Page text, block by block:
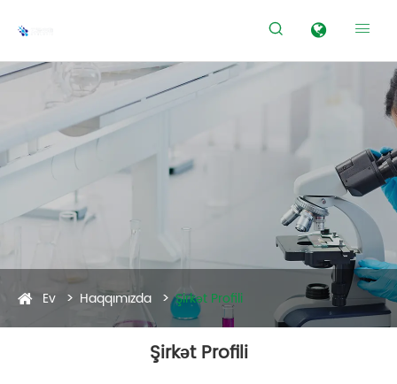
 
Ev Haqqımızda Şirkət Profili
Şirkət Profili